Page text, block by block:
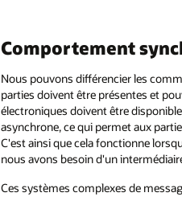
Comportement
Nous pouvons différencier les
parties doivent être présentes et
électroniques doivent être
asynchrone, ce qui permet aux
C'est ainsi que cela fonctionne
nous avons besoin d'un
Ces systèmes complexes de